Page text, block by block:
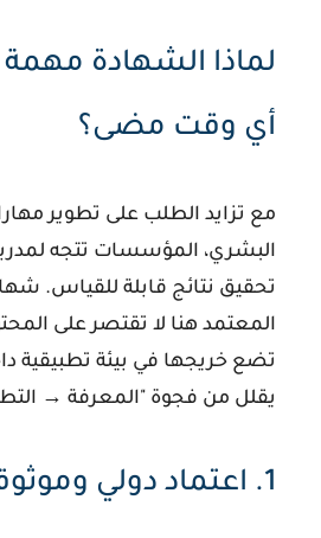
لماذا الشهادة مهمة
أي وقت مضى؟
مع تزايد الطلب على تطوير
البشري، المؤسسات تتجه
تحقيق نتائج قابلة للقياس.
المعتمد هنا لا تقتصر على
تضع خريجها في بيئة تطبيقية
يقلل من فجوة "المعرفة →
1. اعتماد دولي وموثوقية رسمية